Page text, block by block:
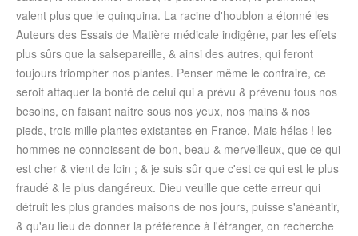
valent plus que le quinquina. La racine d'houblon a étonné les
Auteurs des Essais de Matière médicale indigêne, par les effets
plus sûrs que la salsepareille, & ainsi des autres, qui feront
toujours triompher nos plantes. Penser même le contraire, ce
seroit attaquer la bonté de celui qui a prévu & prévenu tous nos
besoins, en faisant naître sous nos yeux, nos mains & nos
pieds, trois mille plantes existantes en France. Mais hélas ! les
hommes ne connoissent de bon, beau & merveilleux, que ce qui
est cher & vient de loin ; & je suis sûr que c'est ce qui est le plus
fraudé & le plus dangéreux. Dieu veuille que cette erreur qui
détruit les plus grandes maisons de nos jours, puisse s'anéantir,
& qu'au lieu de donner la préférence à l'étranger, on recherche